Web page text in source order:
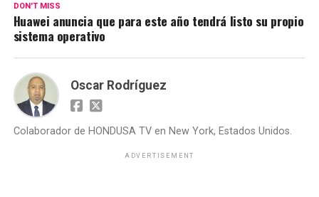
DON'T MISS
Huawei anuncia que para este año tendrá listo su propio
sistema operativo
Oscar Rodríguez
Colaborador de HONDUSA TV en New York, Estados Unidos.
ADVERTISEMENT